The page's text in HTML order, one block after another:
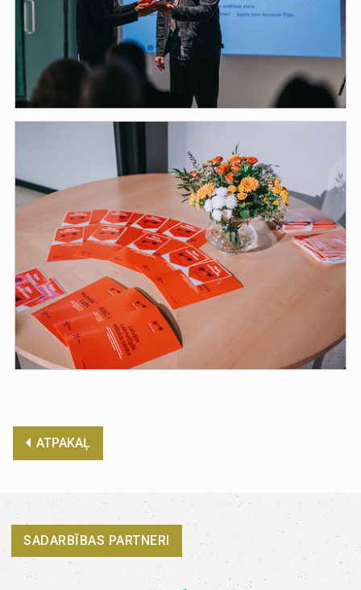
ATPAKAĻ
SADARBĪBAS PARTNERI